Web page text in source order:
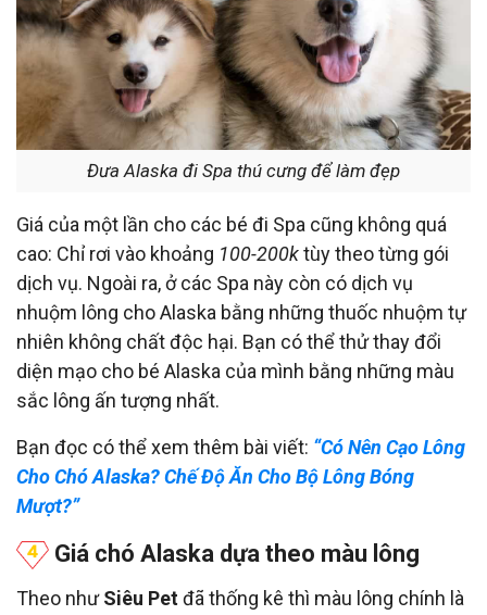
Đưa Alaska đi Spa thú cưng để làm đẹp
Giá của một lần cho các bé đi Spa cũng không quá
cao: Chỉ rơi vào khoảng 100-200ktùy theo từng gói
dịch vụ. Ngoài ra, ở các Spa này còn có dịch vụ
nhuộm lông cho Alaska bằng những thuốc nhuộm tự
nhiên không chất độc hại. Bạn có thể thử thay đổi
diện mạo cho bé Alaska của mình bằng những màu
sắc lông ấn tượng nhất.
Bạn đọc có thể xem thêm bài viết: “Có Nên Cạo Lông
Cho Chó Alaska? Chế Độ Ăn Cho Bộ Lông Bóng
Mượt?”
Giá chó Alaska dựa theo màu lông
Theo nhưSiêu Petđã thống kê thì màu lông chính là